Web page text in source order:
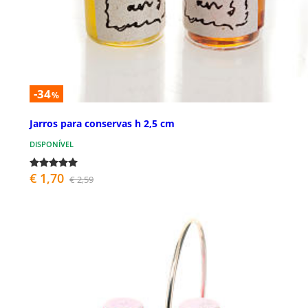
-34%
Jarros para conservas h 2,5 cm
DISPONÍVEL
€ 1,70 € 2,59